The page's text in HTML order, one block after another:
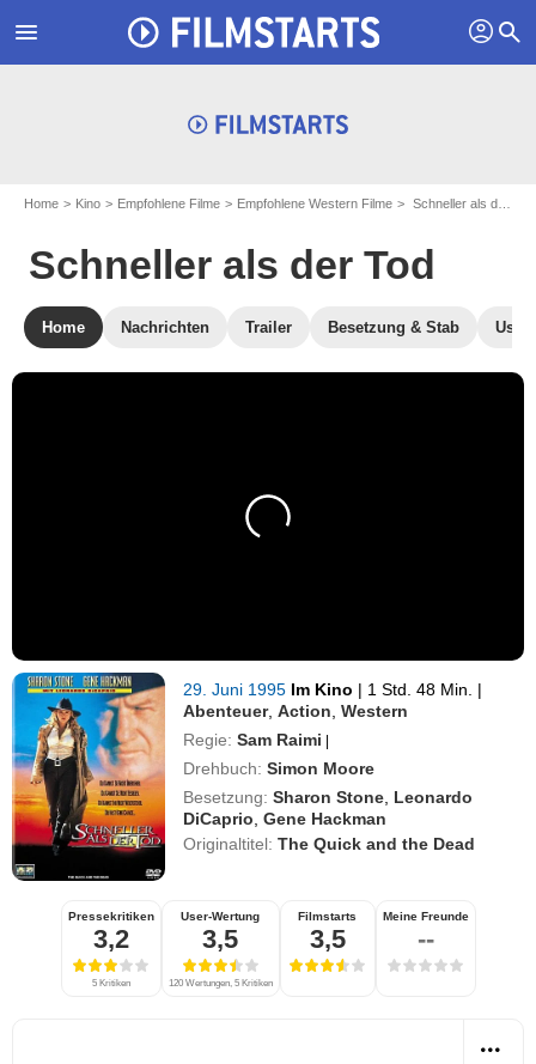
menu profil search
Home Kino Empfohlene Filme Empfohlene Western Filme Schneller als der Tod
Schneller als der Tod
Home Nachrichten Trailer Besetzung & Stab
29. Juni 1995 Im Kino | 1 Std. 48 Min. |
Abenteuer,Action ,Western
Regie: Sam Raimi |
Drehbuch: Simon Moore
Besetzung: Sharon Stone Leonardo
DiCaprio ,Gene Hackman
Originaltitel:The Quick and the Dead
Pressekritiken
3,2
5 Kritiken
User-Wertung
3,5
120 Wertungen, 5 Kritiken
Filmstarts
3,5
Meine Freunde
--